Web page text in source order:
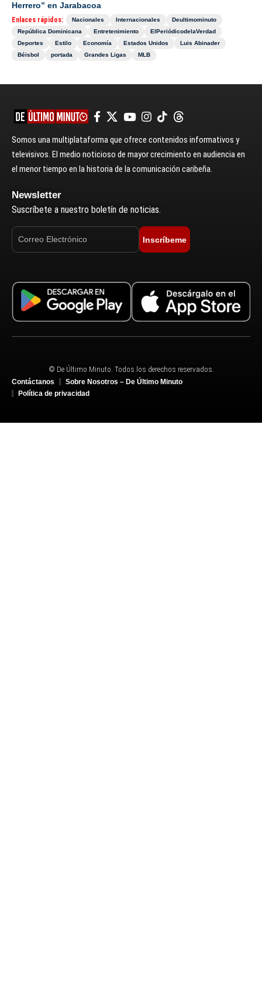
Herrero” en Jarabacoa
Enlaces rápidos: Nacionales Internacionales
Deultimominuto
República Dominicana
Entretenimiento
ElPeriódicodelaVerdad
Deportes
Estilo Economía Estados Unidos
Luis Abinader
Béisbol
portada Grandes Ligas MLB
Somos una multiplataforma que ofrece contenidos informativos y
televisivos. El medio noticioso de mayor crecimiento en audiencia en
el menor tiempo en la historia de la comunicación caribeña.
Newsletter
Suscríbete a nuestro boletín de noticias.
Inscríbeme
© De Último Minuto. Todos los derechos reservados.
Contáctanos
Sobre Nosotros – De Último Minuto
Política de privacidad